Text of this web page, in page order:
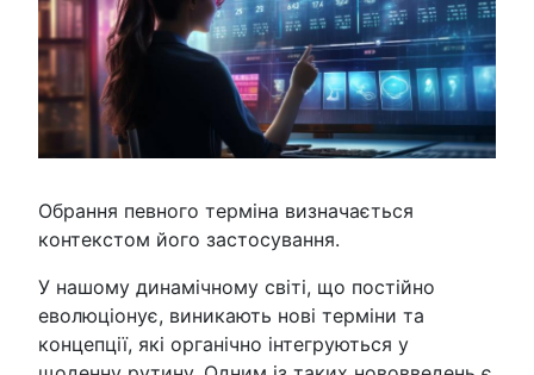
Обрання певного терміна визначається
контекстом його застосування.
У нашому динамічному світі, що постійно
еволюціонує, виникають нові терміни та
концепції, які органічно інтегруються у